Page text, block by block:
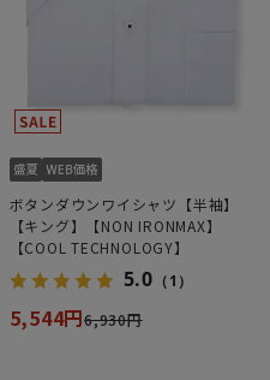
ボタンダウンワイシャツ【半袖】
【キング】【NON IRONMAX】
【COOL TECHNOLOGY】
5.0 （1）
5,544円6,930円